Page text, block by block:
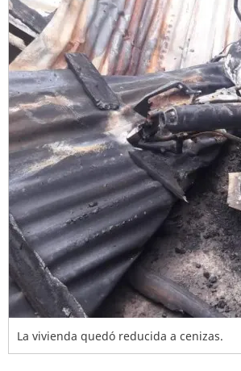
La vivienda quedó reducida a cenizas.